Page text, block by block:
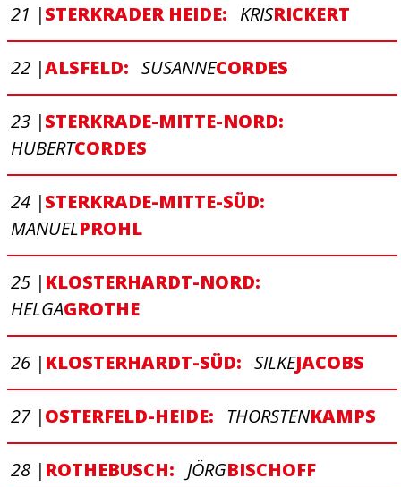
21 |STERKRADER HEIDE: KRISRICKERT
22 |ALSFELD: SUSANNECORDES
23 |STERKRADE-MITTE-NORD:
HUBERTCORDES
24 |STERKRADE-MITTE-SÜD:
MANUELPROHL
25 | KLOSTERHARDT-NORD:
HELGAGROTHE
26 | KLOSTERHARDT-SÜD: SILKEJACOBS
27 |OSTERFELD-HEIDE: THORSTENKAMPS
28 | ROTHEBUSCH: JÖRGBISCHOFF